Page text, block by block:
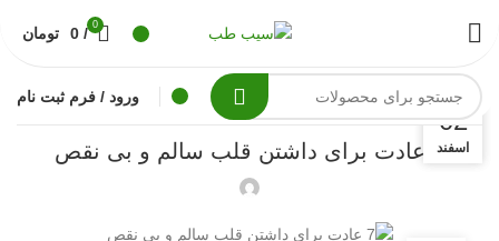
0
/
0 تومان
ورود / فرم ثبت نام
های
سیب
طبپزشکی
7 عادت برای داشتن قلب سالم و بی نقص
04
اسفند
02
اسفند